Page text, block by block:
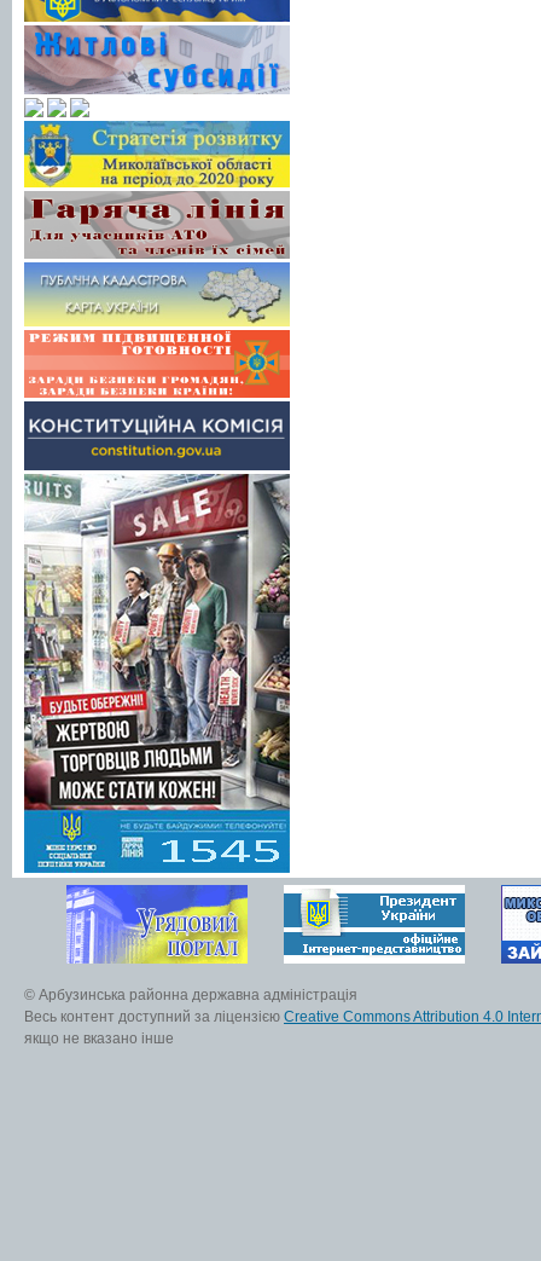
© Арбузинська районна державна адміністрація
Весь контент доступний за ліцензією Creative Commons Attribution 4.0
якщо не вказано інше